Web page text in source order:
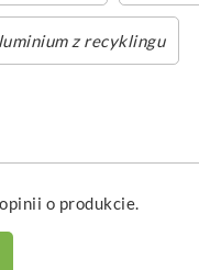
z recyklingu
o produkcie.